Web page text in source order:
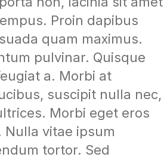
Proin dapibus
quam maximus.
pulvinar. Quisque
a. Morbi at
suscipit nulla nec,
Morbi eget eros
vitae ipsum
tortor. Sed